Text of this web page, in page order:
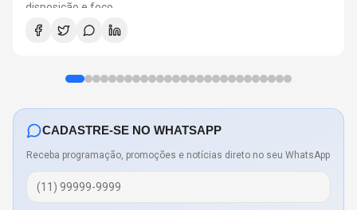
disposição e foco
CADASTRE-SE NO WHATSAPP
Receba programação, promoções e notícias direto no seu WhatsApp